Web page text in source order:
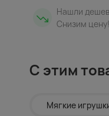
Нашли
Снизим цену!
С этим
Мягкие